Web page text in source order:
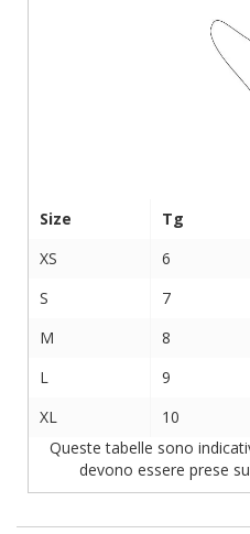
Size Tg
XS
6
S
7
M
8
L
9
XL
10
Queste tabelle sono
devono essere prese